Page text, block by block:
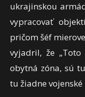
ukrajinskou
vypracovať
pričom šéf
vyjadril, že „Toto
obytná zóna, sú
tu žiadne vojenské